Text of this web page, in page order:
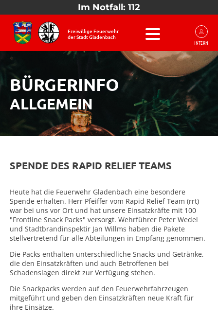
Im Notfall: 112
Freiwillige Feuerwehr
der Stadt Gladenbach
INTERN
BÜRGERINFO
ALLGEMEIN
SPENDE DES RAPID RELIEF TEAMS
Heute hat die Feuerwehr Gladenbach eine besondere
Spende erhalten. Herr Pfeiffer vom Rapid Relief Team (rrt)
war bei uns vor Ort und hat unsere Einsatzkräfte mit 100
"Frontline Snack Packs" versorgt. Wehrführer Peter Wedel
und Stadtbrandinspektir Jan Willms haben die Pakete
stellvertretend für alle Abteilungen in Empfang genommen.
Die Packs enthalten unterschiedliche Snacks und Getränke,
die den Einsatzkräften und auch Betroffenen bei
Schadenslagen direkt zur Verfügung stehen.
Die Snackpacks werden auf den Feuerwehrfahrzeugen
mitgeführt und geben den Einsatzkräften neue Kraft für
ihre Einsätze.